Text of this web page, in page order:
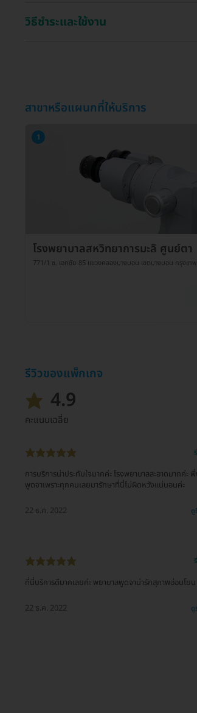
วิธีชำระและใช้งาน
สาขาหรือแผนกที่ให้บริการ
1
โรงพยาบาลสหวิทยาการมะลิ ศูนย์ตา
771/1 ซ. เอกชัย 85 แขวงคลองบางบอน เขตบางบอน กรุงเท
รีวิวของแพ็กเกจ
4.9
คะแนนเฉลี่ย
การบริการน่าประทับใจมากค่ะ โรงพยาบาลสะอาดมากค่ะ
พูดจาเพราะทุกคนเลยมารักษาที่นี่ไม่ผิดหวังแน่นอนค่ะ
22 ธ.ค. 2022
ที่นี่บริการดีมากเลยค่ะ พยาบาลพูดจาน่ารักสุภาพอ่อนโยน
22 ธ.ค. 2022